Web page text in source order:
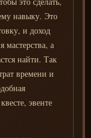
навыку. Это
и доход
мастерства, а
найти. Так
времени и
эвенте